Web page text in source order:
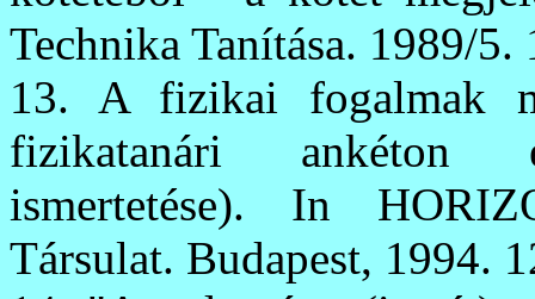
Technika Tanítása. 1989/5.
13. A fizikai fogalmak
fizikatanári ankéton
ismertetése). In
Társulat. Budapest, 1994.